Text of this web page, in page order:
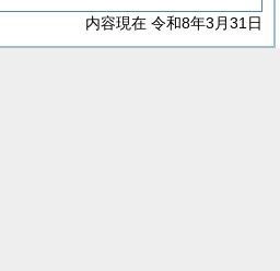
内容現在 令和8年3月31日